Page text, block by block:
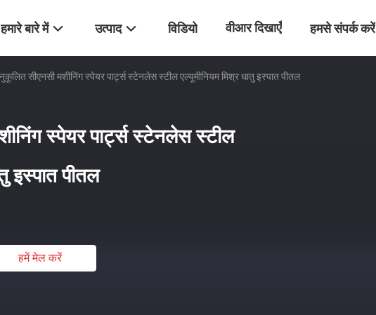
हमारे बारे में उत्पाद विडियो वीआर दिखाएँ हमसे संपर्क करें
सीएनसी मशीनिंग स्पेयर पार्ट्स स्टेनलेस स्टील एल्यूमीनियम मिश्र धातु इस्पात पीतल
स्पेयर पार्ट्स स्टेनलेस स्टील
इस्पात पीतल
हमें मेल करें